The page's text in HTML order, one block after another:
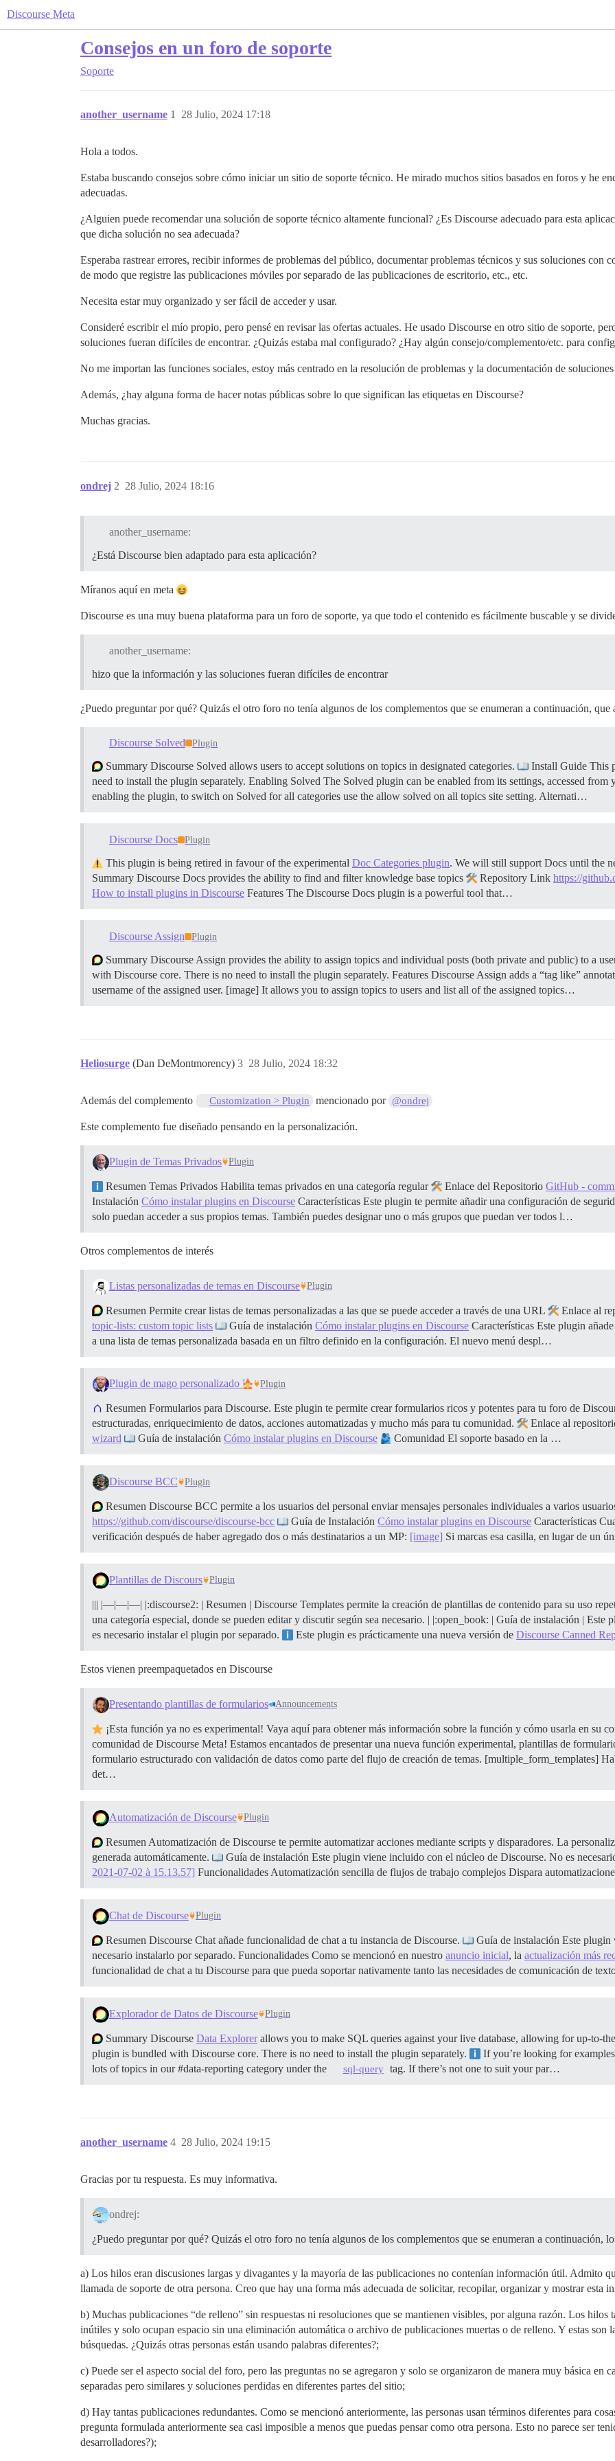
Discourse Meta
Consejos en un foro de soporte
Soporte
another_username 28 Julio, 2024 17:18
1
Hola a todos.
Estaba buscando consejos sobre cómo iniciar un sitio de soporte técnico. He mirado muchos sitios basados en foros y he
adecuadas.
¿Alguien puede recomendar una solución de soporte técnico altamente funcional? ¿Es Discourse adecuado para esta
que dicha solución no sea adecuada?
Esperaba rastrear errores, recibir informes de problemas del público, documentar problemas técnicos y sus soluciones con
de modo que registre las publicaciones móviles por separado de las publicaciones de escritorio, etc., etc.
Necesita estar muy organizado y ser fácil de acceder y usar.
Consideré escribir el mío propio, pero pensé en revisar las ofertas actuales. He usado Discourse en otro sitio de soporte,
soluciones fueran difíciles de encontrar. ¿Quizás estaba mal configurado? ¿Hay algún consejo/complemento/etc. para
No me importan las funciones sociales, estoy más centrado en la resolución de problemas y la documentación de
Además, ¿hay alguna forma de hacer notas públicas sobre lo que significan las etiquetas en Discourse?
Muchas gracias.
ondrej 28 Julio, 2024 18:16
2
another_username:
¿Está Discourse bien adaptado para esta aplicación?
Míranos aquí en meta
Discourse es una muy buena plataforma para un foro de soporte, ya que todo el contenido es fácilmente buscable y se
another_username:
hizo que la información y las soluciones fueran difíciles de encontrar
¿Puedo preguntar por qué? Quizás el otro foro no tenía algunos de los complementos que se enumeran a continuación,
Discourse Solved Plugin
Summary Discourse Solved allows users to accept solutions on topics in designated categories.
Install Guide This
need to install the plugin separately. Enabling Solved The Solved plugin can be enabled from its settings, accessed
enabling the plugin, to switch on Solved for all categories use the allow solved on all topics site setting. Alternati…
Discourse Docs Plugin
This plugin is being retired in favour of the experimental Doc Categories plugin. We will still support Docs until the
Summary Discourse Docs provides the ability to find and filter knowledge base topics
Repository Link https://
How to install plugins in Discourse Features The Discourse Docs plugin is a powerful tool that…
Discourse Assign Plugin
Summary Discourse Assign provides the ability to assign topics and individual posts (both private and public) to a
with Discourse core. There is no need to install the plugin separately. Features Discourse Assign adds a “tag like”
username of the assigned user. [image] It allows you to assign topics to users and list all of the assigned topics…
Heliosurge (Dan DeMontmorency) 28 Julio, 2024 18:32
3
Además del complemento Customization > Plugin mencionado por @ondrej
Este complemento fue diseñado pensando en la personalización.
Plugin de Temas Privados Plugin
Resumen Temas Privados Habilita temas privados en una categoría regular Enlace del Repositorio GitHub -
Instalación Cómo instalar plugins en Discourse Características Este plugin te permite añadir una configuración de
solo puedan acceder a sus propios temas. También puedes designar uno o más grupos que puedan ver todos l…
Otros complementos de interés
Listas personalizadas de temas en Discourse Plugin
Resumen Permite crear listas de temas personalizadas a las que se puede acceder a través de una URL
Enlace al
topic-lists: custom topic lists
Guía de instalación Cómo instalar plugins en Discourse Características Este plugin
a una lista de temas personalizada basada en un filtro definido en la configuración. El nuevo menú despl…
Plugin de mago personalizado Plugin
Resumen Formularios para Discourse. Este plugin te permite crear formularios ricos y potentes para tu foro de
estructuradas, enriquecimiento de datos, acciones automatizadas y mucho más para tu comunidad.
Enlace al
wizard
Guía de instalación Cómo instalar plugins en Discourse Comunidad El soporte basado en la …
Discourse BCC Plugin
Resumen Discourse BCC permite a los usuarios del personal enviar mensajes personales individuales a varios
https://github.com/discourse/discourse-bcc
Guía de Instalación Cómo instalar plugins en Discourse Características
verificación después de haber agregado dos o más destinatarios a un MP: [image] Si marcas esa casilla, en lugar de un
Plantillas de Discours Plugin
||| |—|—|—| |:discourse2: | Resumen | Discourse Templates permite la creación de plantillas de contenido para su uso
una categoría especial, donde se pueden editar y discutir según sea necesario. | |:open_book: | Guía de instalación |
es necesario instalar el plugin por separado.
Este plugin es prácticamente una nueva versión de Discourse Canned
Estos vienen preempaquetados en Discourse
Presentando plantillas de formularios Announcements
¡Esta función ya no es experimental! Vaya aquí para obtener más información sobre la función y cómo usarla en su
comunidad de Discourse Meta! Estamos encantados de presentar una nueva función experimental, plantillas de
formulario estructurado con validación de datos como parte del flujo de creación de temas. [multiple_form_templates]
det…
Automatización de Discourse Plugin
Resumen Automatización de Discourse te permite automatizar acciones mediante scripts y disparadores. La
generada automáticamente.
Guía de instalación Este plugin viene incluido con el núcleo de Discourse. No es
2021-07-02 à 15.13.57] Funcionalidades Automatización sencilla de flujos de trabajo complejos Dispara
Chat de Discourse Plugin
Resumen Discourse Chat añade funcionalidad de chat a tu instancia de Discourse.
Guía de instalación Este
necesario instalarlo por separado. Funcionalidades Como se mencionó en nuestro anuncio inicial, la actualización más
funcionalidad de chat a tu Discourse para que pueda soportar nativamente tanto las necesidades de comunicación de
Explorador de Datos de Discourse Plugin
Summary Discourse Data Explorerallows you to make SQL queries against your live database, allowing for up-to-
plugin is bundled with Discourse core. There is no need to install the plugin separately.
If you’re looking for
lots of topics in our #data-reporting category under the
sql-query tag. If there’s not one to suit your par…
another_username 28 Julio, 2024 19:15
4
Gracias por tu respuesta. Es muy informativa.
ondrej:
¿Puedo preguntar por qué? Quizás el otro foro no tenía algunos de los complementos que se enumeran a continuación,
a) Los hilos eran discusiones largas y divagantes y la mayoría de las publicaciones no contenían información útil. Admito
llamada de soporte de otra persona. Creo que hay una forma más adecuada de solicitar, recopilar, organizar y mostrar esta
b) Muchas publicaciones “de relleno” sin respuestas ni resoluciones que se mantienen visibles, por alguna razón. Los hilos
inútiles y solo ocupan espacio sin una eliminación automática o archivo de publicaciones muertas o de relleno. Y estas son
búsquedas. ¿Quizás otras personas están usando palabras diferentes?;
c) Puede ser el aspecto social del foro, pero las preguntas no se agregaron y solo se organizaron de manera muy básica en
separadas pero similares y soluciones perdidas en diferentes partes del sitio;
d) Hay tantas publicaciones redundantes. Como se mencionó anteriormente, las personas usan términos diferentes para
pregunta formulada anteriormente sea casi imposible a menos que puedas pensar como otra persona. Esto no parece ser
desarrolladores?);